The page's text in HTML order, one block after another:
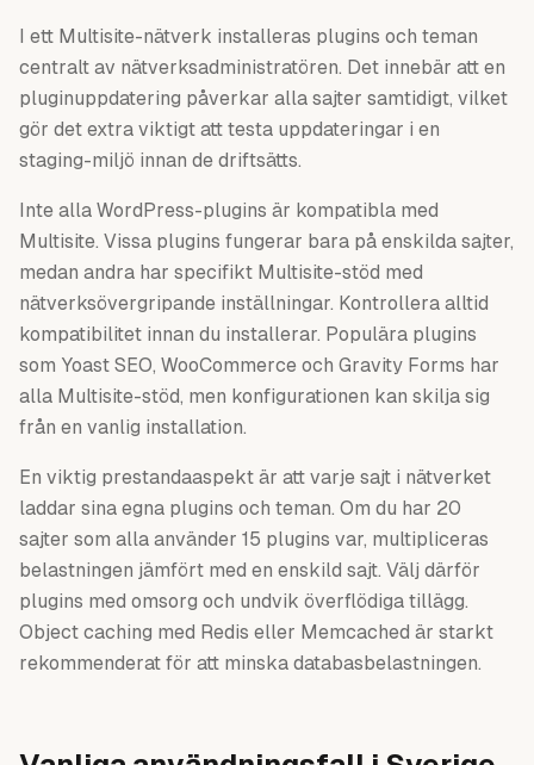
I ett Multisite-nätverk installeras plugins och teman
centralt av nätverksadministratören. Det innebär att en
pluginuppdatering påverkar alla sajter samtidigt, vilket
gör det extra viktigt att testa uppdateringar i en
staging-miljö innan de driftsätts.
Inte alla WordPress-plugins är kompatibla med
Multisite. Vissa plugins fungerar bara på enskilda sajter,
medan andra har specifikt Multisite-stöd med
nätverksövergripande inställningar. Kontrollera alltid
kompatibilitet innan du installerar. Populära plugins
som Yoast SEO, WooCommerce och Gravity Forms har
alla Multisite-stöd, men konfigurationen kan skilja sig
från en vanlig installation.
En viktig prestandaaspekt är att varje sajt i nätverket
laddar sina egna plugins och teman. Om du har 20
sajter som alla använder 15 plugins var, multipliceras
belastningen jämfört med en enskild sajt. Välj därför
plugins med omsorg och undvik överflödiga tillägg.
Object caching med Redis eller Memcached är starkt
rekommenderat för att minska databasbelastningen.